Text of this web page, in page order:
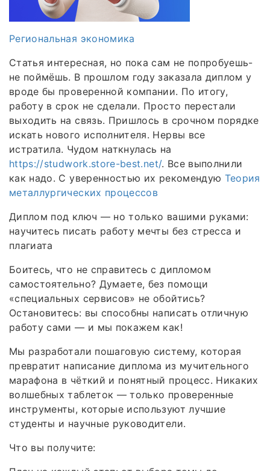
Региональная экономика
Статья интересная, но пока сам не попробуешь-
не поймёшь. В прошлом году заказала диплом у
вроде бы проверенной компании. По итогу,
работу в срок не сделали. Просто перестали
выходить на связь. Пришлось в срочном порядке
искать нового исполнителя. Нервы все
истратила. Чудом наткнулась на
https://studwork.store-best.net/. Все выполнили
как надо. С уверенностью их рекомендую Теория
металлургических процессов
Диплом под ключ — но только вашими руками:
научитесь писать работу мечты без стресса и
плагиата
Боитесь, что не справитесь с дипломом
самостоятельно? Думаете, без помощи
«специальных сервисов» не обойтись?
Остановитесь: вы способны написать отличную
работу сами — и мы покажем как!
Мы разработали пошаговую систему, которая
превратит написание диплома из мучительного
марафона в чёткий и понятный процесс. Никаких
волшебных таблеток — только проверенные
инструменты, которые используют лучшие
студенты и научные руководители.
Что вы получите: